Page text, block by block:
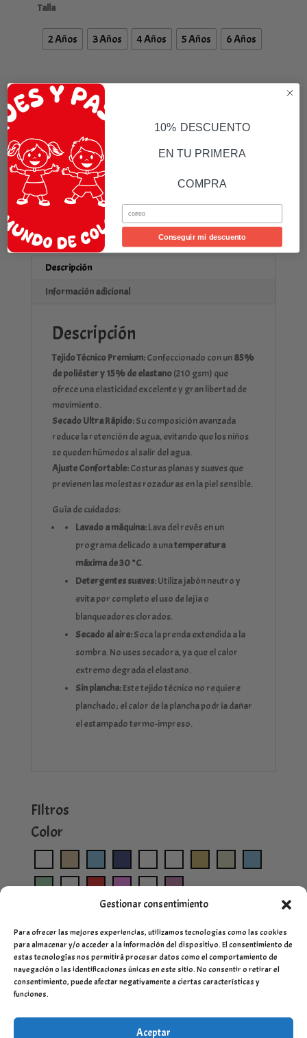
Gestionar consentimiento
Para ofrecer las mejores experiencias, utilizamos tecnologías como las cookies
para almacenar y/o acceder a la información del dispositivo. El consentimiento de
estas tecnologías nos permitirá procesar datos como el comportamiento de
navegación o las identificaciones únicas en este sitio. No consentir o retirar el
consentimiento, puede afectar negativamente a ciertas características y
funciones.
Aceptar
Talla
2 Años 3 Años 4 Años 5 Años 6 Años
Bañador
Madrid
cantidad
Añadir al carrito
SKU: Categoría: Esenciales de verano - Baño
Marca: Cérda Dinsey
Descripción
Información adicional
Descripción
Tejido Técnico Premium:Confeccionado con un85%
de poliéster y 15% de elastano(210 gsm) que
ofrece una elasticidad excelente y gran libertad de
movimiento.
Secado Ultra Rápido:Su composición avanzada
reduce la retención de agua, evitando que los niños
se queden húmedos al salir del agua.
Ajuste Confortable:Costuras planas y suaves que
previenen las molestas rozaduras en la piel sensible.
Guía de cuidados:
Lavado a máquina:Lava del revés en un
programa delicado a unatemperatura
máxima de 30 °C.
Detergentes suaves:Utiliza jabón neutro y
evita por completo el uso de lejía o
blanqueadores clorados.
Secado al aire:Seca la prenda extendida a la
sombra. No uses secadora, ya que el calor
extremo degrada el elastano.
Sin plancha:Este tejido técnico no requiere
planchado; el calor de la plancha podría dañar
el estampado termo-impreso.
FIltros
Color
10% DESCUENTO
EN TU PRIMERA
COMPRA
Email
Conseguir mi descuento